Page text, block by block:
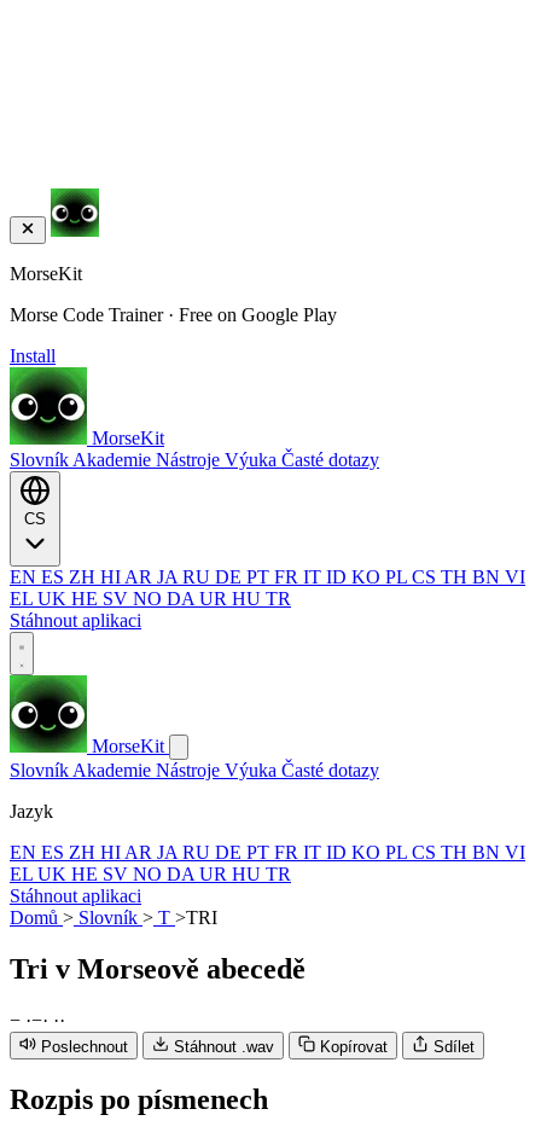
MorseKit
Morse Code Trainer · Free on Google Play
Install
MorseKit
Slovník Akademie Nástroje Výuka Časté dotazy
EN ES ZH HI AR JA RU DE PT FR IT ID KO PL CS TH BN VI
EL UK HE SV NO DA UR HU TR
Stáhnout aplikaci
MorseKit
Slovník Akademie Nástroje Výuka Časté dotazy
Jazyk
EN ES ZH HI AR JA RU DE PT FR IT ID KO PL CS TH BN VI
EL UK HE SV NO DA UR HU TR
Stáhnout aplikaci
Domů > Slovník > T >TRI
Tri v Morseově abecedě
− ·−· ··
Poslechnout Stáhnout .wav Kopírovat Sdílet
Rozpis po písmenech